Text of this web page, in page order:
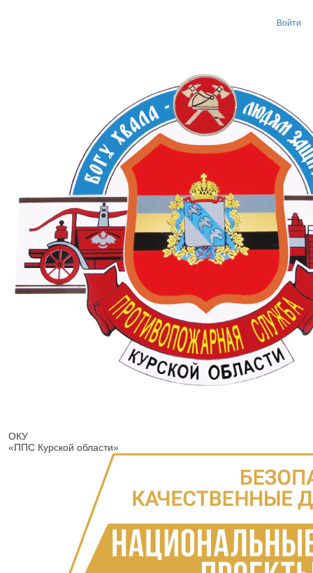
Войти
ОКУ
«ППС Курской области»